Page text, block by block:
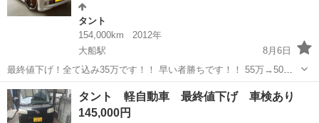
タント
154,000km
2012年
大船駅
8月6日
最終値下げ！全て込み35万です！！ 早い者勝ちです！！ 55万→50万
→48万→45万 ◼️L375S タントカスタム フル後期仕様 ◇型式 L375S ◇
年式 平成24年 7月 ◇車検 令和9年12月17日...
神奈川 鎌倉市 大船駅 タント 後期
タント 軽自動車 最終値下げ 車検あり
145,000円